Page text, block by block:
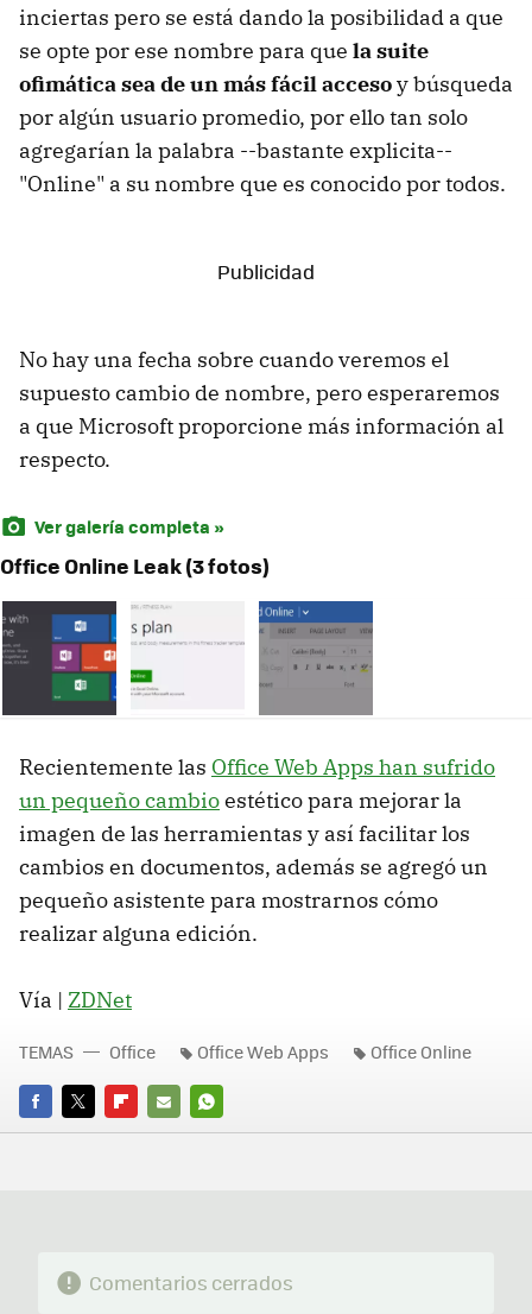
inciertas pero se está dando la posibilidad a que
se opte por ese nombre para que la suite
ofimática sea de un más fácil accesoy búsqueda
por algún usuario promedio, por ello tan solo
agregarían la palabra --bastante explicita--
"Online" a su nombre que es conocido por todos.
No hay una fecha sobre cuando veremos el
supuesto cambio de nombre, pero esperaremos
a que Microsoft proporcione más información al
respecto.
Ver galería completa »
Office Online Leak (3 fotos)
Recientemente las Office Web Apps han sufrido
un pequeño cambioestético para mejorar la
imagen de las herramientas y así facilitar los
cambios en documentos, además se agregó un
pequeño asistente para mostrarnos cómo
realizar alguna edición.
Vía | ZDNet
FACEBOOK
TWITTERFLIPBOARD
E-
WHATSAPP
TEMAS Office Office Web Apps Office Online
Comentarios cerrados